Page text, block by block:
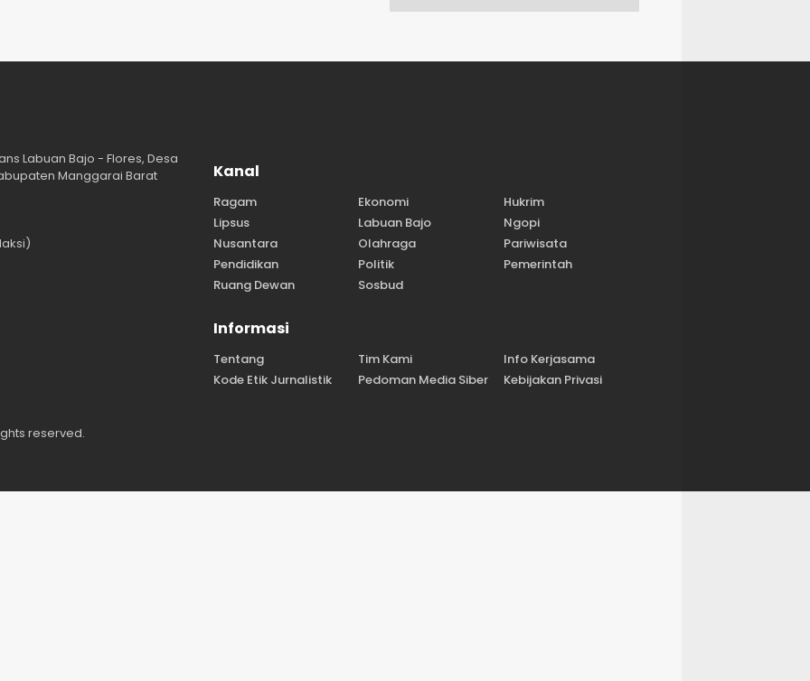
Labuan Bajo - Flores, Desa
Manggarai Barat
Kanal
Ragam Ekonomi
Hukrim
Lipsus
Labuan Bajo
Ngopi
Nusantara
Olahraga
Pariwisata
Pendidikan
Politik
Pemerintah
Ruang Dewan
Sosbud
Informasi
Tentang Tim Kami
Info Kerjasama
Kode Etik Jurnalistik
Pedoman Media Siber Kebijakan Privasi
reserved.